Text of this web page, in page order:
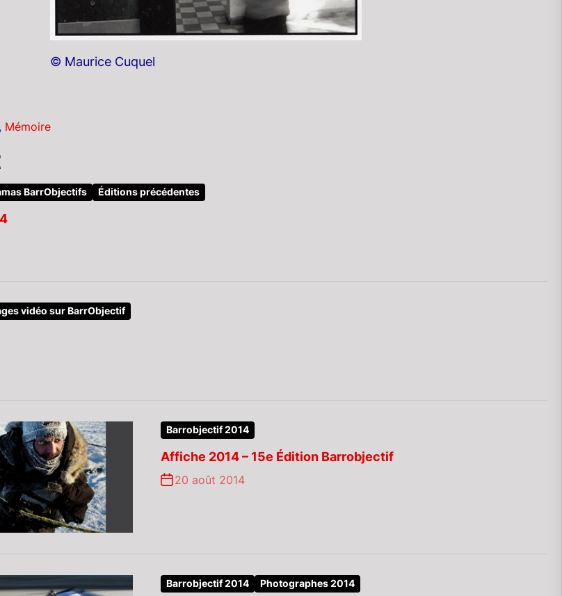
© Maurice Cuquel
, Mémoire
BarrObjectifs Éditions précédentes
vidéo sur BarrObjectif
Barrobjectif 2014
Affiche 2014 – 15e Édition Barrobjectif
20 août 2014
Barrobjectif 2014 Photographes 2014